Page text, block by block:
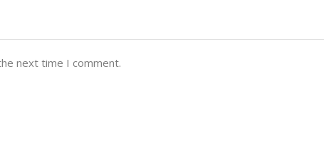
next time I comment.